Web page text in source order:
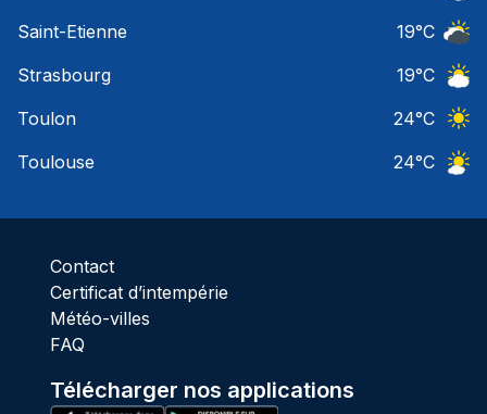
Saint-Etienne
19°C
Strasbourg
19°C
Toulon
24°C
Toulouse
24°C
Contact
Certificat d’intempérie
Météo-villes
FAQ
Télécharger nos applications